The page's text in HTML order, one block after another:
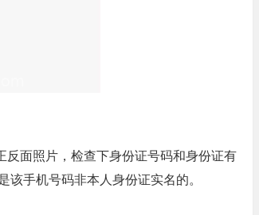
面照片，检查下身份证号码和身份证有
手机号码非本人身份证实名的。